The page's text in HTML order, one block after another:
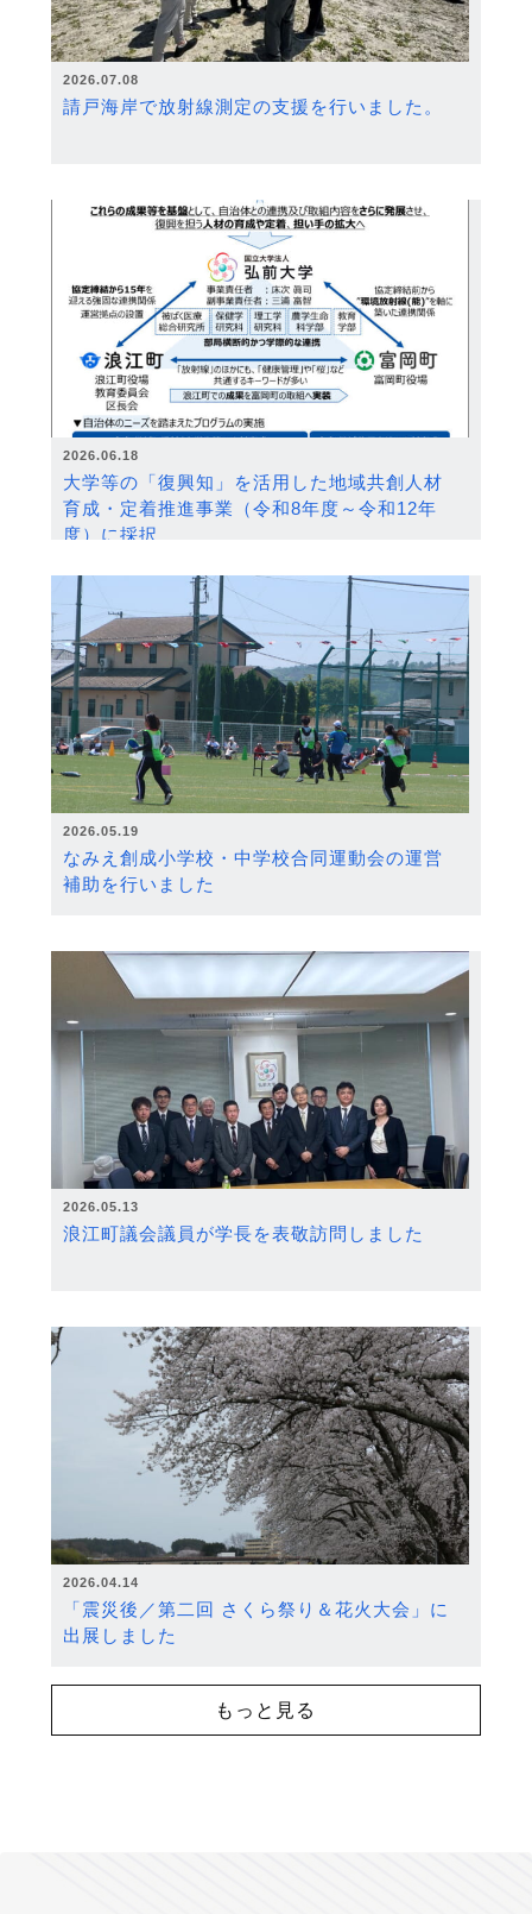
2026.07.08
請戸海岸で放射線測定の支援を行いました。
2026.06.18
大学等の「復興知」を活用した地域共創人材
育成・定着推進事業（令和8年度～令和12年
度）に採択
2026.05.19
なみえ創成小学校・中学校合同運動会の運営
補助を行いました
2026.05.13
浪江町議会議員が学長を表敬訪問しました
2026.04.14
「震災後／第二回 さくら祭り＆花火大会」に
出展しました
もっと見る